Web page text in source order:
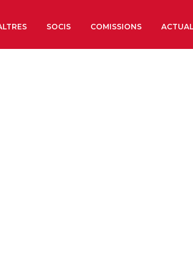
SOCIS COMISSIONS